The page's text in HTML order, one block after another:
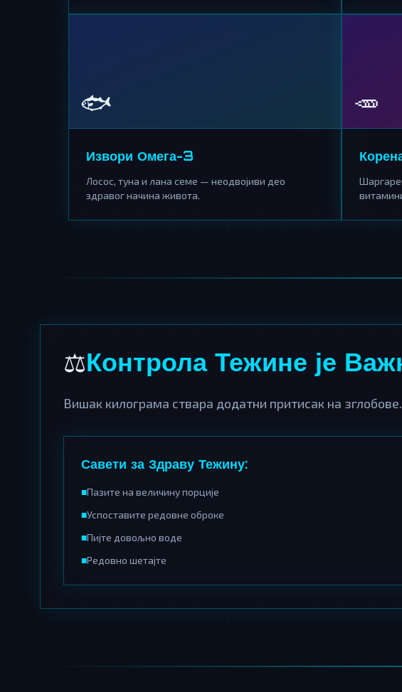
🐟
Извори Омега-3
Лосос, туна и лана семе — неодвојиви део
здравог начина живота.
🥕
⚖️Контрола Тежине је
Вишак килограма ствара додатни притисак на
Савети за Здраву Тежину:
■Пазите на величину порције
■Успоставите редовне оброке
■Пијте довољно воде
■Редовно шетајте